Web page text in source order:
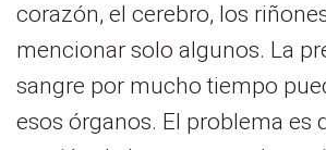
corazón, el cerebro, los
mencionar solo algunos. La
sangre por mucho tiempo
esos órganos. El problema es